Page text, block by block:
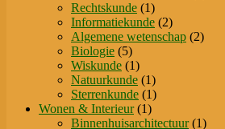
Rechtskunde 11
product
Informatiekunde 22
producten
Algemene wetenschap 22
Biologie 55
producten
Wiskunde 11
product
Natuurkunde 11
product
Sterrenkunde 11
Wonen & Interieur 11
product
Binnenhuisarchitectuur 11